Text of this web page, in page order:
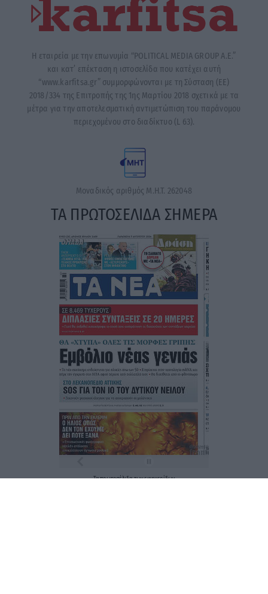
Η εταιρεία με την επωνυμία “POLITICAL MEDIA GROUP A.E.”
και κατ’ επέκταση η ιστοσελίδα που κατέχει αυτή
“www.karfitsa.gr” συμμορφώνονται με τη Σύσταση (ΕΕ)
2018/334 της Επιτροπής της 1ης Μαρτίου 2018 σχετικά με τα
μέτρα για την αποτελεσματική αντιμετώπιση του παράνομου
περιεχομένου στο διαδίκτυο (L 63).
Μοναδικός αριθμός Μ.Η.Τ. 262048
ΤΑ ΠΡΩΤΟΣΕΛΙΔΑ ΣΗΜΕΡΑ
Ταπρωτοσέλιδατωνεφημερίδων